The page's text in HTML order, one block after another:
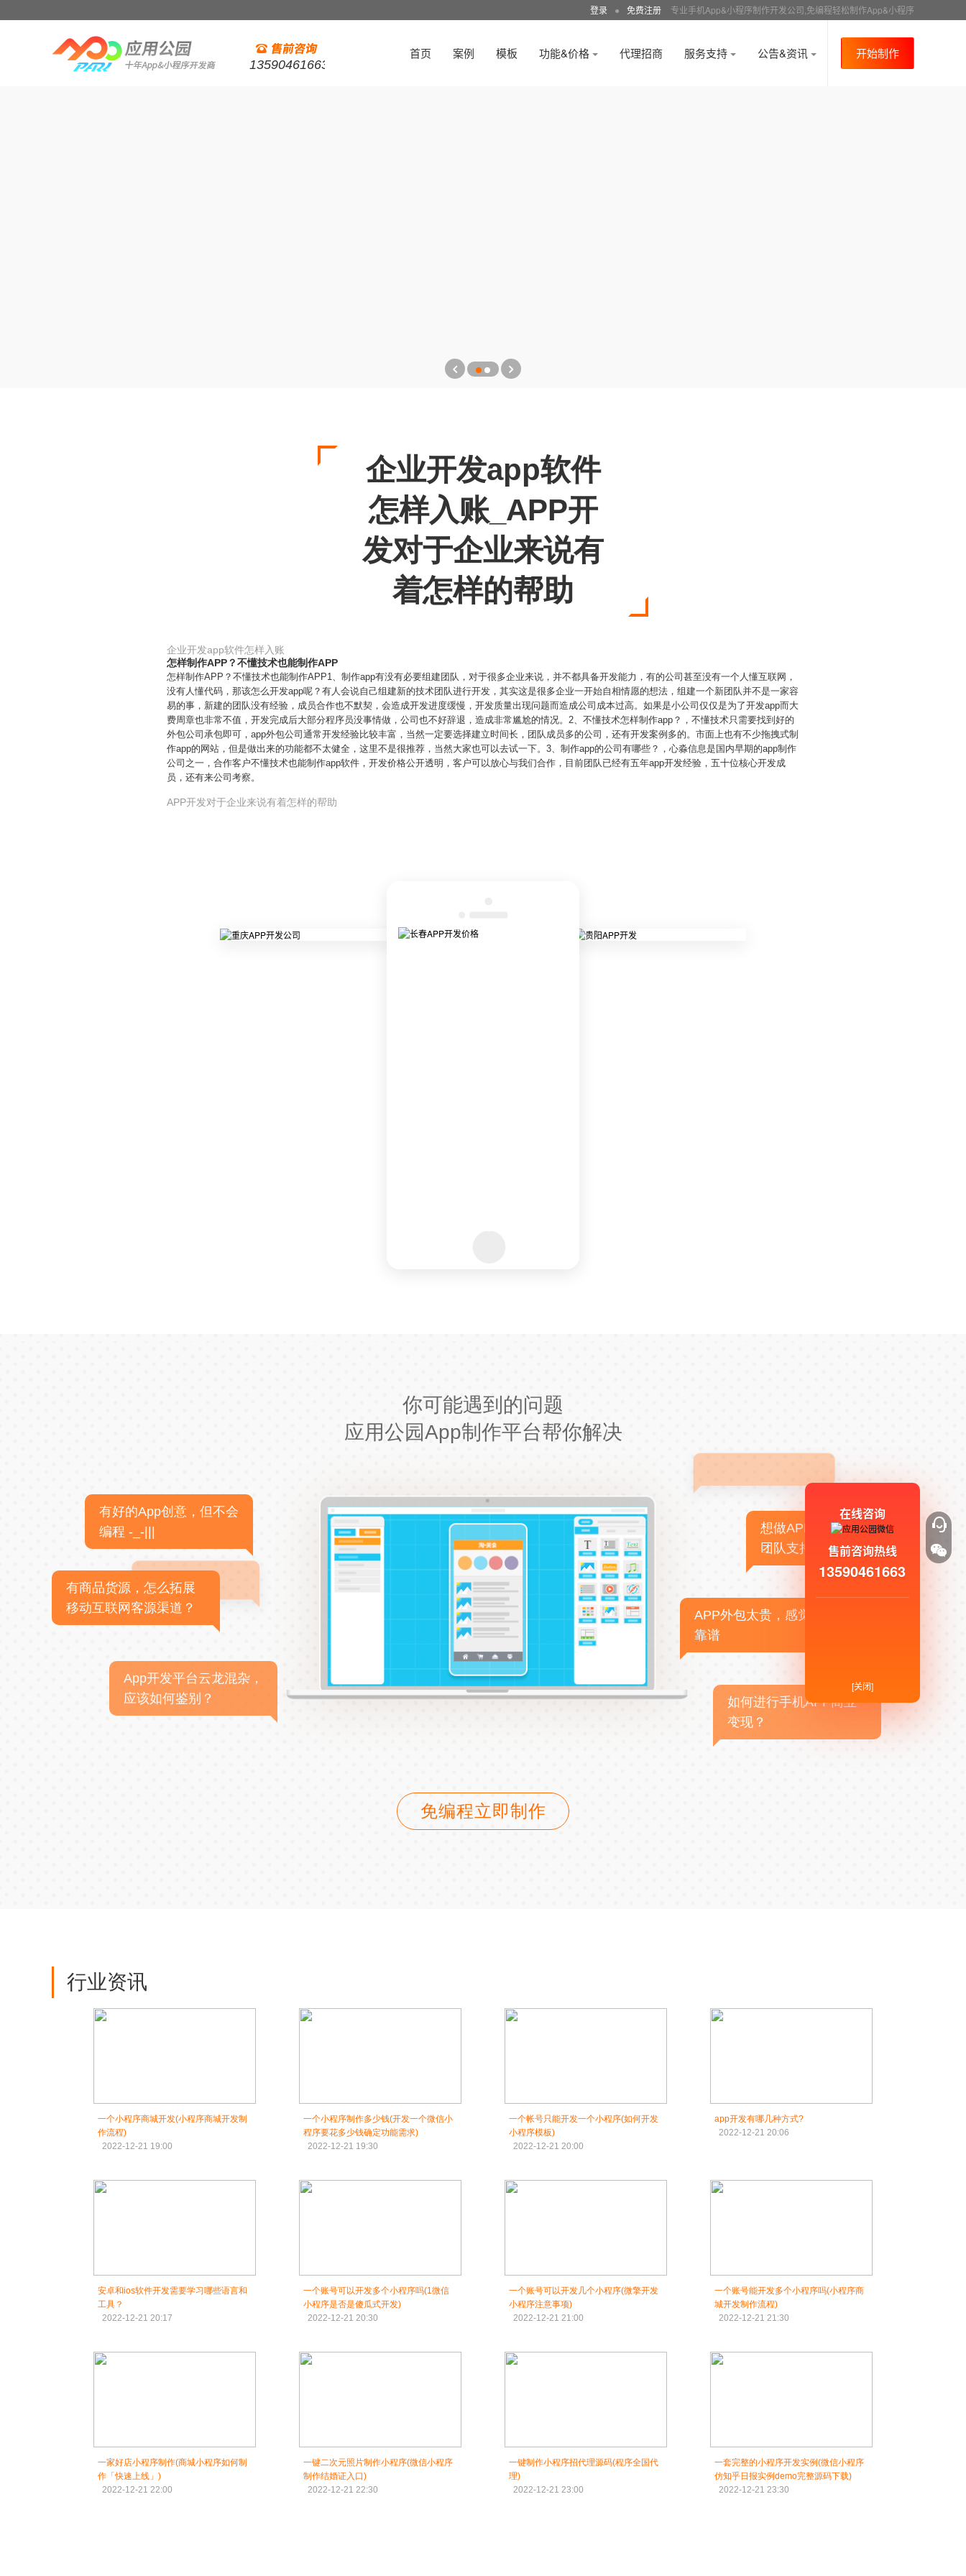
登录 ● 免费注册 专业手机App&小程序制作开发公司,免编程轻松制作App&小程序
13590461663
首页 案例 模板 功能&价格 代理招商 服务支持 公告&资讯 开始制作
企业开发app软件
怎样入账_APP开
发对于企业来说有
着怎样的帮助
企业开发app软件怎样入账
怎样制作APP？不懂技术也能制作APP
怎样制作APP？不懂技术也能制作APP1、制作app有没有必要组建团队，对于很多企业来说，并不都具备开发能力，有的公司甚至没有一个人懂互联网，
没有人懂代码，那该怎么开发app呢？有人会说自己组建新的技术团队进行开发，其实这是很多企业一开始自相情愿的想法，组建一个新团队并不是一家容
易的事，新建的团队没有经验，成员合作也不默契，会造成开发进度缓慢，开发质量出现问题而造成公司成本过高。如果是小公司仅仅是为了开发app而大
费周章也非常不值，开发完成后大部分程序员没事情做，公司也不好辞退，造成非常尴尬的情况。2、不懂技术怎样制作app？，不懂技术只需要找到好的
外包公司承包即可，app外包公司通常开发经验比较丰富，当然一定要选择建立时间长，团队成员多的公司，还有开发案例多的。市面上也有不少拖拽式制
作app的网站，但是做出来的功能都不太健全，这里不是很推荐，当然大家也可以去试一下。3、制作app的公司有哪些？，心淼信息是国内早期的app制作
公司之一，合作客户不懂技术也能制作app软件，开发价格公开透明，客户可以放心与我们合作，目前团队已经有五年app开发经验，五十位核心开发成
员，还有来公司考察。
APP开发对于企业来说有着怎样的帮助
你可能遇到的问题
应用公园App制作平台帮你解决
有好的App创意，但不会
编程 -_-|||
有商品货源，怎么拓展
移动互联网客源渠道？
App开发平台云龙混杂，
应该如何鉴别？
想做APP，但没有技术
团队支持
APP外包太贵，感觉不
靠谱
如何进行手机APP商业
变现？
免编程立即制作
行业资讯
一个小程序商城开发(小程序商城开发制
作流程)
2022-12-21 19:00
一个小程序制作多少钱(开发一个微信小
程序要花多少钱确定功能需求)
2022-12-21 19:30
一个帐号只能开发一个小程序(如何开发
小程序模板)
2022-12-21 20:00
app开发有哪几种方式?
2022-12-21 20:06
安卓和ios软件开发需要学习哪些语言和
工具？
2022-12-21 20:17
一个账号可以开发多个小程序吗(1微信
小程序是否是傻瓜式开发)
2022-12-21 20:30
一个账号可以开发几个小程序(微擎开发
小程序注意事项)
2022-12-21 21:00
一个账号能开发多个小程序吗(小程序商
城开发制作流程)
2022-12-21 21:30
一家好店小程序制作(商城小程序如何制
作「快速上线」)
2022-12-21 22:00
一键二次元照片制作小程序(微信小程序
制作结婚证入口)
2022-12-21 22:30
一键制作小程序招代理源码(程序全国代
理)
2022-12-21 23:00
一套完整的小程序开发实例(微信小程序
仿知乎日报实例demo完整源码下载)
2022-12-21 23:30
在线咨询
售前咨询热线
13590461663
[关闭]